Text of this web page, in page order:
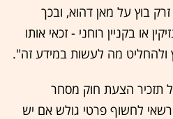
בוץ על מאן דהוא, ובכך
או בקניין רוחני - זכאי אותו
ולהחליט מה לעשות במידע זה".
תזכיר הצעת חוק מסחר
לחשוף פרטי גולש אם יש